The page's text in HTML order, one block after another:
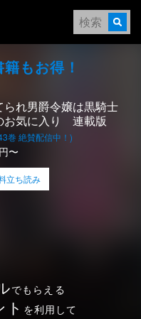
もお得！
られ男爵令嬢は黒騎士
お気に入り 連載版
巻 絶賛配信中！)
〜
立ち読み
でもらえる
を利用して